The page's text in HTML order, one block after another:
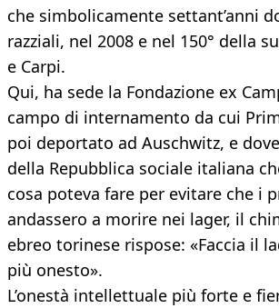
che simbolicamente settant’anni
razziali, nel 2008 e nel 150° della
e Carpi.
Qui, ha sede la Fondazione ex
campo di internamento da cui
poi deportato ad Auschwitz, e
della Repubblica sociale italiana
cosa poteva fare per evitare che i
andassero a morire nei lager, il
ebreo torinese rispose: «Faccia il
più onesto».
L’onestà intellettuale più forte e